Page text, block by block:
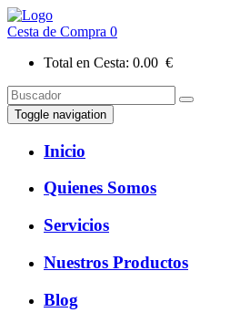
Cesta de Compra 0
Total en Cesta: 0.00 €
Toggle navigation
Inicio
Quienes Somos
Servicios
Nuestros Productos
Blog